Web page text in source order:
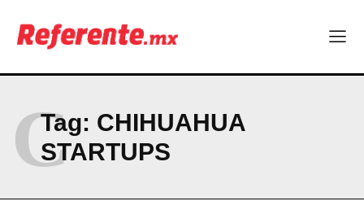
ABOUT
NEWSLETTER
Tag: CHIHUAHUA
STARTUPS
C